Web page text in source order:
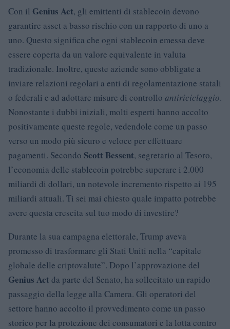
Con il Genius Act, gli emittenti di stablecoin devono
garantire asset a basso rischio con un rapporto di uno a
uno. Questo significa che ogni stablecoin emessa deve
essere coperta da un valore equivalente in valuta
tradizionale. Inoltre, queste aziende sono obbligate a
inviare relazioni regolari a enti di regolamentazione statali
o federali e ad adottare misure di controllo antiriciclaggio.
Nonostante i dubbi iniziali, molti esperti hanno accolto
positivamente queste regole, vedendole come un passo
verso un modo più sicuro e veloce per effettuare
pagamenti. Secondo Scott Bessent, segretario al Tesoro,
l’economia delle stablecoin potrebbe superare i 2.000
miliardi di dollari, un notevole incremento rispetto ai 195
miliardi attuali. Ti sei mai chiesto quale impatto potrebbe
avere questa crescita sul tuo modo di investire?
Durante la sua campagna elettorale, Trump aveva
promesso di trasformare gli Stati Uniti nella “capitale
globale delle criptovalute”. Dopo l’approvazione del
Genius Act da parte del Senato, ha sollecitato un rapido
passaggio della legge alla Camera. Gli operatori del
settore hanno accolto il provvedimento come un passo
storico per la protezione dei consumatori e la lotta contro